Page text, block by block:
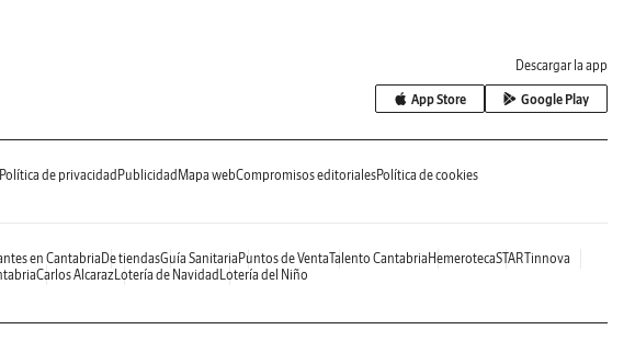
Descargar la app
App Store Google Play
Política de privacidad Publicidad Mapa webCompromisos editorialesPolítica de cookies
en Cantabria De tiendasGuía Sanitaria Puntos de VentaTalento Cantabria HemerotecaSTARTinnova
Carlos AlcarazLotería de Navidad Lotería del Niño